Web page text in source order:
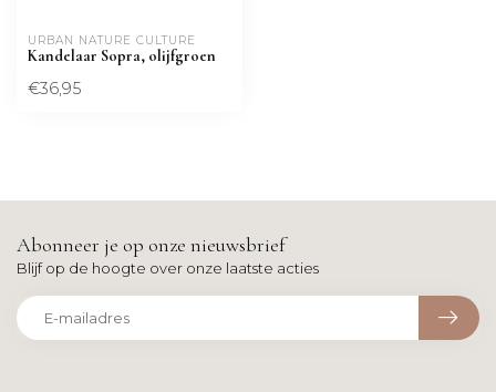
URBAN NATURE CULTURE
Kandelaar Sopra, olijfgroen
€36,95
Abonneer je op onze nieuwsbrief
Blijf op de hoogte over onze laatste acties